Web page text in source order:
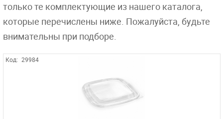
только те комплектующие из нашего каталога,
которые перечислены ниже. Пожалуйста, будьте
внимательны при подборе.
Код: 29984